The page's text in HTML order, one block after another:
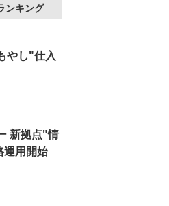
ンキング
やし"仕入
新拠点"情
運用開始